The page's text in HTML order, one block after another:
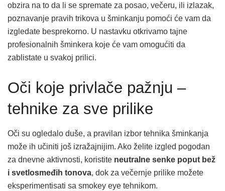
obzira na to da li se spremate za posao, večeru, ili izlazak,
poznavanje pravih trikova u šminkanju pomoći će vam da
izgledate besprekorno. U nastavku otkrivamo tajne
profesionalnih šminkera koje će vam omogućiti da
zablistate u svakoj prilici.
Oči koje privlače pažnju –
tehnike za sve prilike
Oči su ogledalo duše, a pravilan izbor tehnika šminkanja
može ih učiniti još izražajnijim. Ako želite izgled pogodan
za dnevne aktivnosti, koristite neutralne senke poput bež
i svetlosmeđih tonova, dok za večernje prilike možete
eksperimentisati sa smokey eye tehnikom.